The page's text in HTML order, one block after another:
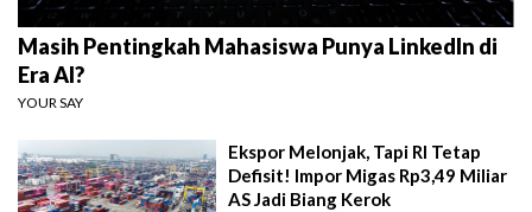
Masih Pentingkah Mahasiswa Punya LinkedIn di
Era AI?
YOUR SAY
Ekspor Melonjak, Tapi RI Tetap
Defisit! Impor Migas Rp3,49 Miliar
AS Jadi Biang Kerok